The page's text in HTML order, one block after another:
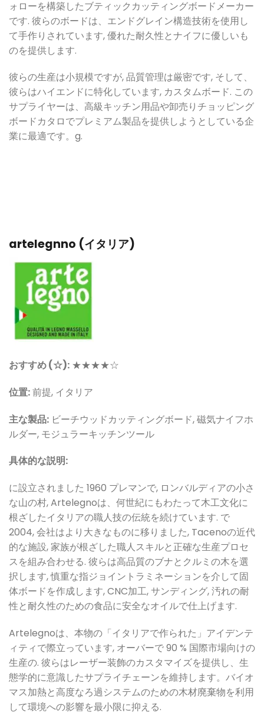
ォローを構築したブティックカッティングボードメーカー
です. 彼らのボードは、エンドグレイン構造技術を使用し
て手作りされています, 優れた耐久性とナイフに優しいも
のを提供します.
彼らの生産は小規模ですが, 品質管理は厳密です, そして、
彼らはハイエンドに特化しています, カスタムボード. この
サプライヤーは、高級キッチン用品や卸売りチョッピング
ボードカタロでプレミアム製品を提供しようとしている企
業に最適です。 g.
artelegnno (イタリア)
おすすめ (☆): ★★★★☆
位置:前提, イタリア
主な製品: ビーチウッドカッティングボード, 磁気ナイフホ
ルダー, モジュラーキッチンツール
具体的な説明:
に設立されました 1960 プレマンで, ロンバルディアの小さ
な山の村, Artelegnoは、何世紀にもわたって木工文化に
根ざしたイタリアの職人技の伝統を続けています. で
2004, 会社はより大きなものに移りました, Tacenoの近代
的な施設, 家族が根ざした職人スキルと正確な生産プロセ
スを組み合わせる. 彼らは高品質のブナとクルミの木を選
択します, 慎重な指ジョイントラミネーションを介して固
体ボードを作成します, CNC加工, サンディング, 汚れの耐
性と耐久性のための食品に安全なオイルで仕上げます.
Artelegnoは、本物の「イタリアで作られた」アイデンテ
ィティで際立っています, オーバーで 90 % 国際市場向けの
生産の. 彼らはレーザー装飾のカスタマイズを提供し、生
態学的に意識したサプライチェーンを維持します。バイオ
マス加熱と高度なろ過システムのための木材廃棄物を利用
して環境への影響を最小限に抑える.